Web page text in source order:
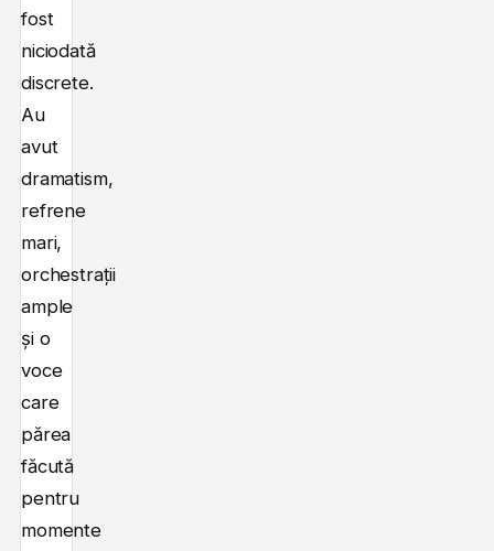
fost
niciodată
discrete.
Au
avut
dramatism,
refrene
mari,
orchestrații
ample
și o
voce
care
părea
făcută
pentru
momente